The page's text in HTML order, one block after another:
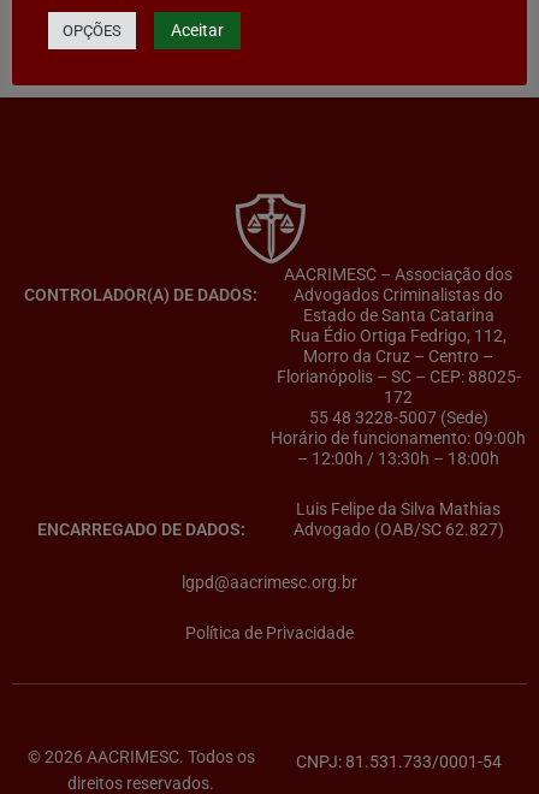
Compartilhar
CONTROLADOR(A) DE DADOS:
AACRIMESC – Associação dos
Advogados Criminalistas do
Estado de Santa Catarina
Rua Édio Ortiga Fedrigo, 112,
Morro da Cruz – Centro –
Florianópolis – SC – CEP: 88025-
172
55 48 3228-5007 (Sede)
Horário de funcionamento: 09:00h
– 12:00h / 13:30h – 18:00h
ENCARREGADO DE DADOS:
Luis Felipe da Silva Mathias
Advogado (OAB/SC 62.827)
lgpd@aacrimesc.org.br
Política de Privacidade
© 2026 AACRIMESC. Todos os
direitos reservados.
CNPJ: 81.531.733/0001-54
OPÇÕES Aceitar